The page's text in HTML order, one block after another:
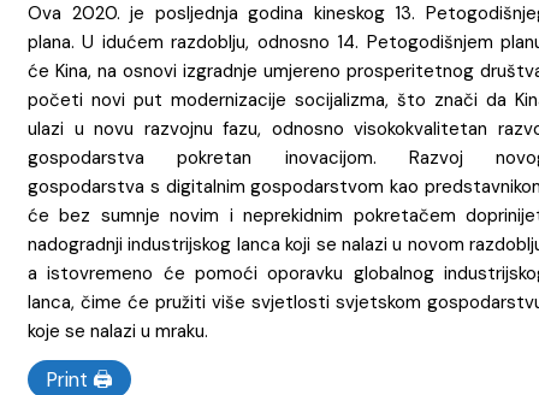
Ova 2020. je posljednja godina kineskog 13.
plana. U idućem razdoblju, odnosno 14. Petogodišnjem
će Kina, na osnovi izgradnje umjereno prosperitetnog
početi novi put modernizacije socijalizma, što znači da
ulazi u novu razvojnu fazu, odnosno visokokvalitetan
gospodarstva pokretan inovacijom. Razvoj
gospodarstva s digitalnim gospodarstvom kao
će bez sumnje novim i neprekidnim pokretačem
nadogradnji industrijskog lanca koji se nalazi u novom
a istovremeno će pomoći oporavku globalnog
lanca, čime će pružiti više svjetlosti svjetskom
koje se nalazi u mraku.
Print 🖨